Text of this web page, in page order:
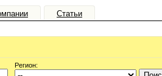
Статьи
Регион: